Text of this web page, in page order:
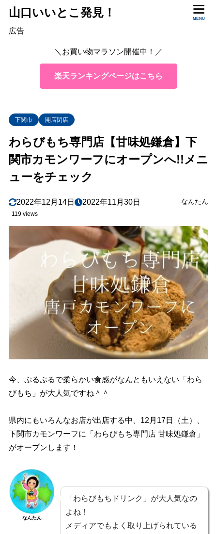
山口いいとこ発見！ MENU
広告
＼お買い物マラソン開催中！／
楽天ランキングページはこちら
下関市 開店閉店
わらびもち専門店【甘味処鎌倉】下
関市カモンワーフにオープンへ!!メニ
ューをチェック
2022年12月14日 2022年11月30日 なんたん
119 views
今、ぷるぷるで柔らかい食感がなんともいえない「わら
びもち」が大人気ですね＾＾
県内にもいろんなお店が出店する中、 12月17日（土）、
下関市カモンワーフに「わらびもち専門店甘味処鎌倉」
がオープンします！
なんたん
「わらびもちドリンク」が大人気なの
よね！
メディアでもよく取り上げられている
目次
「わらびもち専門店 甘味処鎌倉」唐戸カモンワーフ
店・店舗情報
「わらびもち専門店 甘味処鎌倉」とは？
4 まとめ